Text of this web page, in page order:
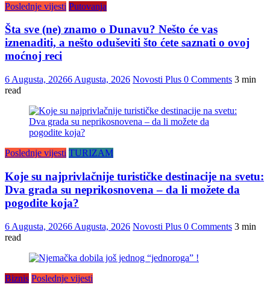
Poslednje vijesti Putovanja
Šta sve (ne) znamo o Dunavu? Nešto će vas
iznenaditi, a nešto oduševiti što ćete saznati o ovoj
moćnoj reci
6 Augusta, 20266 Augusta, 2026 Novosti Plus 0 Comments 3 min
read
Poslednje vijesti TURIZAM
Koje su najprivlačnije turističke destinacije na svetu:
Dva grada su neprikosnovena – da li možete da
pogodite koja?
6 Augusta, 20266 Augusta, 2026 Novosti Plus 0 Comments 3 min
read
Biznis Poslednje vijesti